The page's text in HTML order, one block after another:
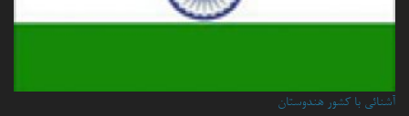
آشنائی با کشور هندوستان